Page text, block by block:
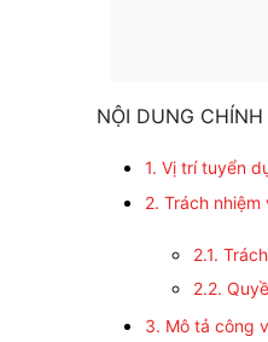
NỘI DUNG CHÍNH
1. Vị trí tuyển
2. Trách
2.1.
2.2.
3. Mô tả công